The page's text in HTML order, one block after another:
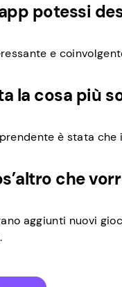
potessi
e
la cosa più
è stata che
che
aggiunti nuovi